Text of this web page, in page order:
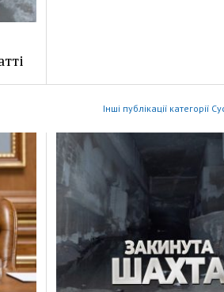
Інші публікації категорії